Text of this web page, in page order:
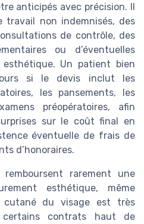
anticipés avec précision. Il
travail non indemnisés, des
de contrôle, des
ou d’éventuelles
Un patient bien
si le devis inclut les
les pansements, les
préopératoires, afin
sur le coût final en
éventuelle de frais de
d’honoraires.
remboursent rarement une
esthétique, même
cutané du visage est très
certains contrats haut de